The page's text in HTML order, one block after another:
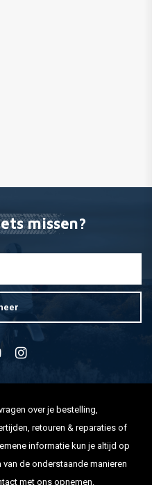
missen?
over je bestelling,
retouren & reparaties of
informatie kun je altijd op
van de onderstaande manieren
met ons opnemen.